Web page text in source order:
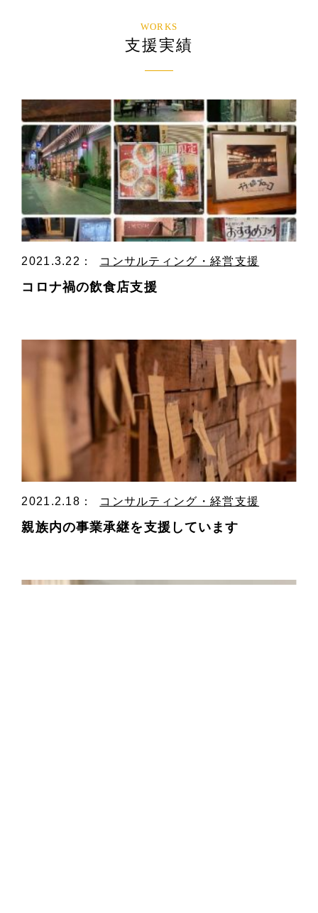
WORKS
支援実績
2021.3.22 ： コンサルティング・経営支援
コロナ禍の飲食店支援
2021.2.18 ： コンサルティング・経営支援
親族内の事業承継を支援しています